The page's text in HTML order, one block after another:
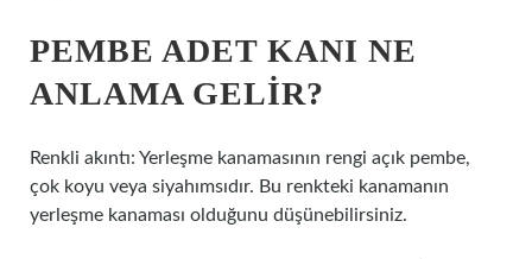
PEMBE ADET KANI NE
ANLAMA GELIR?
Renkli akıntı: Yerleşme kanamasının rengi açık pembe,
çok koyu veya siyahımsıdır. Bu renkteki kanamanın
yerleşme kanaması olduğunu düşünebilirsiniz.